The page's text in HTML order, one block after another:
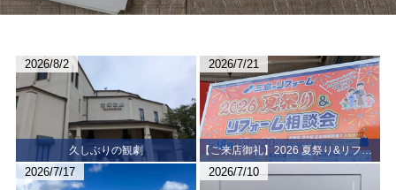
2026/8/2
久しぶりの観劇
2026/7/21
【ご来店御礼】2026 夏祭り&リフォーム相談会 [高槻店・茨木店 同時開催しました！]
2026/7/17 2026/7/10